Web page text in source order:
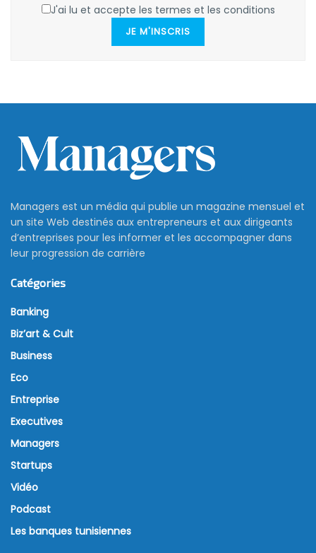
J'ai lu et accepte les termes et les conditions
JE M'INSCRIS
Managers est un média qui publie un magazine mensuel et
un site Web destinés aux entrepreneurs et aux dirigeants
d’entreprises pour les informer et les accompagner dans
leur progression de carrière
Catégories
Banking
Biz’art & Cult
Business
Eco
Entreprise
Executives
Managers
Startups
Vidéo
Podcast
Les banques tunisiennes